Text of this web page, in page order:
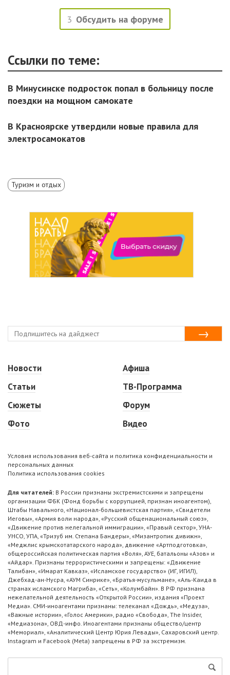
3 Обсудить на форуме
Ссылки по теме:
В Минусинске подросток попал в больницу после
поездки на мощном самокате
В Красноярске утвердили новые правила для
электросамокатов
Туризм и отдых
Новости
Статьи
Сюжеты
Фото
Афиша
ТВ-Программа
Форум
Видео
Условия использования веб-сайта и политика конфиденциальности и
персональных данных
Политика использования cookies
Для читателей: В России признаны экстремистскими и запрещены
организации ФБК (Фонд борьбы с коррупцией, признан иноагентом),
Штабы Навального, «Национал-большевистская партия», «Свидетели
Иеговы», «Армия воли народа», «Русский общенациональный союз»,
«Движение против нелегальной иммиграции», «Правый сектор», УНА-
УНСО, УПА, «Тризуб им. Степана Бандеры», «Мизантропик дивижн»,
«Меджлис крымскотатарского народа», движение «Артподготовка»,
общероссийская политическая партия «Воля», АУЕ, батальоны «Азов» и
«Айдар». Признаны террористическими и запрещены: «Движение
Талибан», «Имарат Кавказ», «Исламское государство» (ИГ, ИГИЛ),
Джебхад-ан-Нусра, «АУМ Синрике», «Братья-мусульмане», «Аль-Каида в
странах исламского Магриба», «Сеть», «Колумбайн». В РФ признана
нежелательной деятельность «Открытой России», издания «Проект
Медиа». СМИ-иноагентами признаны: телеканал «Дождь», «Медуза»,
«Важные истории», «Голос Америки», радио «Свобода», The Insider,
«Медиазона», ОВД-инфо. Иноагентами признаны общество/центр
«Мемориал», «Аналитический Центр Юрия Левады», Сахаровский центр.
Instagram и Facebook (Metа) запрещены в РФ за экстремизм.